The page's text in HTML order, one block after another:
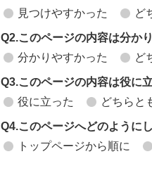
見つけやすかった
ど
Q2.このページの内容は分か
分かりやすかった
ど
Q3.このページの内容は役に
役に立った
どちらと
Q4.このページへどのように
トップページから順に